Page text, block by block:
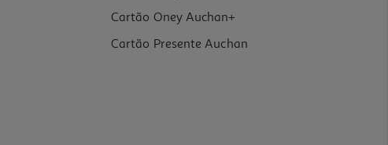
Cartão Oney Auchan+
Cartão Presente Auchan